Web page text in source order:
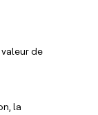
de
la